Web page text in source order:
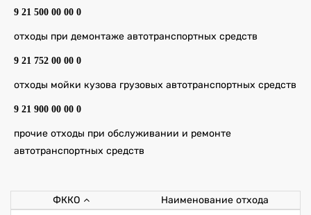
9 21 500 00 00 0
отходы при демонтаже автотранспортных средств
9 21 752 00 00 0
отходы мойки кузова грузовых автотранспортных средств
9 21 900 00 00 0
прочие отходы при обслуживании и ремонте
автотранспортных средств
ФККО Наименование отхода